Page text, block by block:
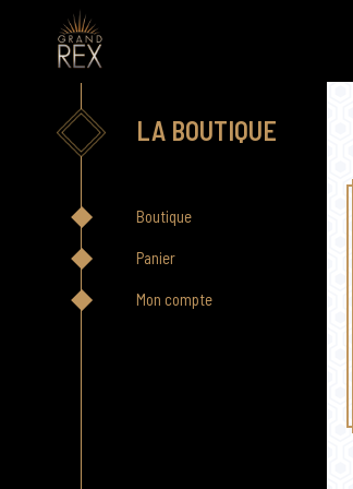
LA BOUTIQUE
Boutique
Panier
Mon compte